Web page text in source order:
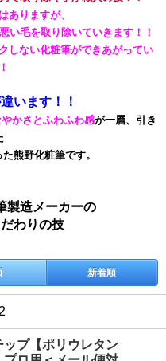
ありますが、
い毛を取り除いていきます！！
しない化粧筆ができあがってい
います！！
やかさとふわふわ感が一層、引き
熊野化粧筆です。
製造メーカーの
わりの技
新着順
ップ【ポリウレタン